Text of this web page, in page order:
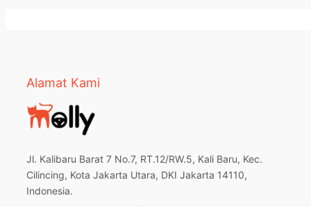
Alamat Kami
Jl. Kalibaru Barat 7 No.7, RT.12/RW.5, Kali Baru, Kec.
Cilincing, Kota Jakarta Utara, DKI Jakarta 14110,
Indonesia.